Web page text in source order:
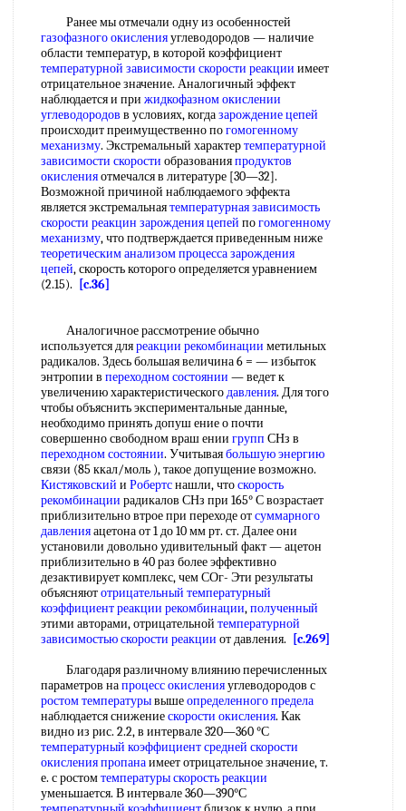
Ранее мы отмечали одну из особенностей
газофазного окисленияуглеводородов — наличие
области температур, в которой коэффициент
температурной зависимости скорости реакции имеет
отрицательное значение. Аналогичный эффект
наблюдается и при жидкофазном окислении
углеводородов в условиях, когдазарождение цепей
происходит преимущественно погомогенному
механизму. Экстремальный характертемпературной
зависимости скорости образованияпродуктов
окисленияотмечался в литературе [30—32].
Возможной причиной наблюдаемого эффекта
является экстремальнаятемпературная зависимость
скорости реакцин зарождения цепей погомогенному
механизму, что подтверждается приведенным ниже
теоретическим анализом процессазарождения
цепей, скорость которого определяется уравнением
(2.15).
[c.36]
Аналогичное рассмотрение обычно
используется дляреакции рекомбинации метильных
радикалов. Здесь большая величина 6 = — избыток
энтропии в переходном состоянии — ведет к
увеличению характеристическогодавления. Для того
чтобы объяснить экспериментальные данные,
необходимо принять допуш ение о почти
совершенно свободном враш ении групп СНз в
переходном состоянии. Учитываябольшую энергию
связи (85 ккал/моль ), такое допущение возможно.
Кистяковский и Робертснашли, чтоскорость
рекомбинации радикалов СНз при 165° С возрастает
приблизительно втрое при переходе отсуммарного
давленияацетона от 1 до 10 мм рт. ст. Далее они
установили довольно удивительный факт — ацетон
приблизительно в 40 раз более эффективно
дезактивирует комплекс, чем СОг- Эти результаты
объясняютотрицательный температурный
коэффициентреакции рекомбинации,полученный
этими авторами, отрицательной температурной
зависимостью скорости реакции от давления.
[c.269]
Благодаря различному влиянию перечисленных
параметров напроцесс окисленияуглеводородов с
ростом температурывышеопределенного предела
наблюдается снижениескорости окисления. Как
видно из рис. 2.2, в интервале 320—360 °С
температурный коэффициентсредней скорости
окисления пропанаимеет отрицательное значение, т.
е. с ростомтемпературы скорость реакции
уменьшается. В интервале 360—390°С